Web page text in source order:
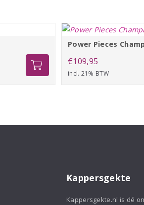
Power Pieces
€109,95
incl. 21% BTW
Kappersgekte
Kappersgekte.nl is dé